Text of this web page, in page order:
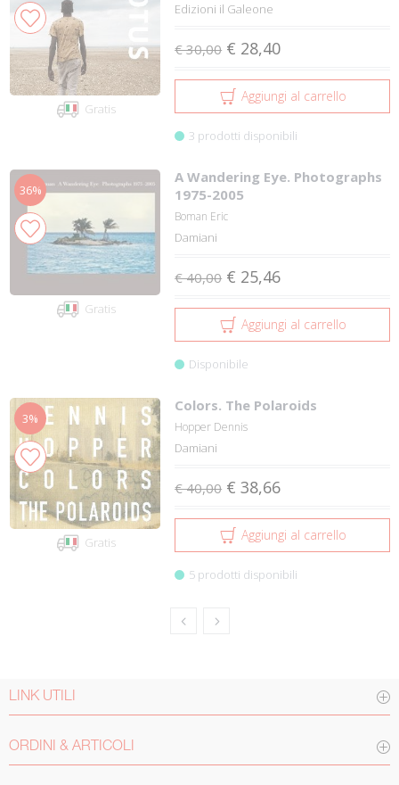
Gratis
Edizioni il Galeone
€ 30,00 € 28,40
Aggiungi al carrello
3 prodotti disponibili
36%
Gratis
A Wandering Eye. Photographs
1975-2005
Boman Eric
Damiani
€ 40,00 € 25,46
Aggiungi al carrello
Disponibile
3%
Gratis
Colors. The Polaroids
Hopper Dennis
Damiani
€ 40,00 € 38,66
Aggiungi al carrello
5 prodotti disponibili
LINK UTILI
ORDINI & ARTICOLI